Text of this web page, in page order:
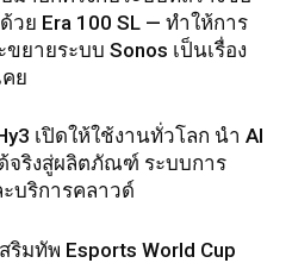
วย Era 100 SL — ทำให้การ
ยายระบบ Sonos เป็นเรื่อง
ย
เปิดให้ใช้งานทั่วโลก นำ AI
จริงสู่ผลิตภัณฑ์ ระบบการ
บริการคลาวด์
ริมทัพ Esports World Cup